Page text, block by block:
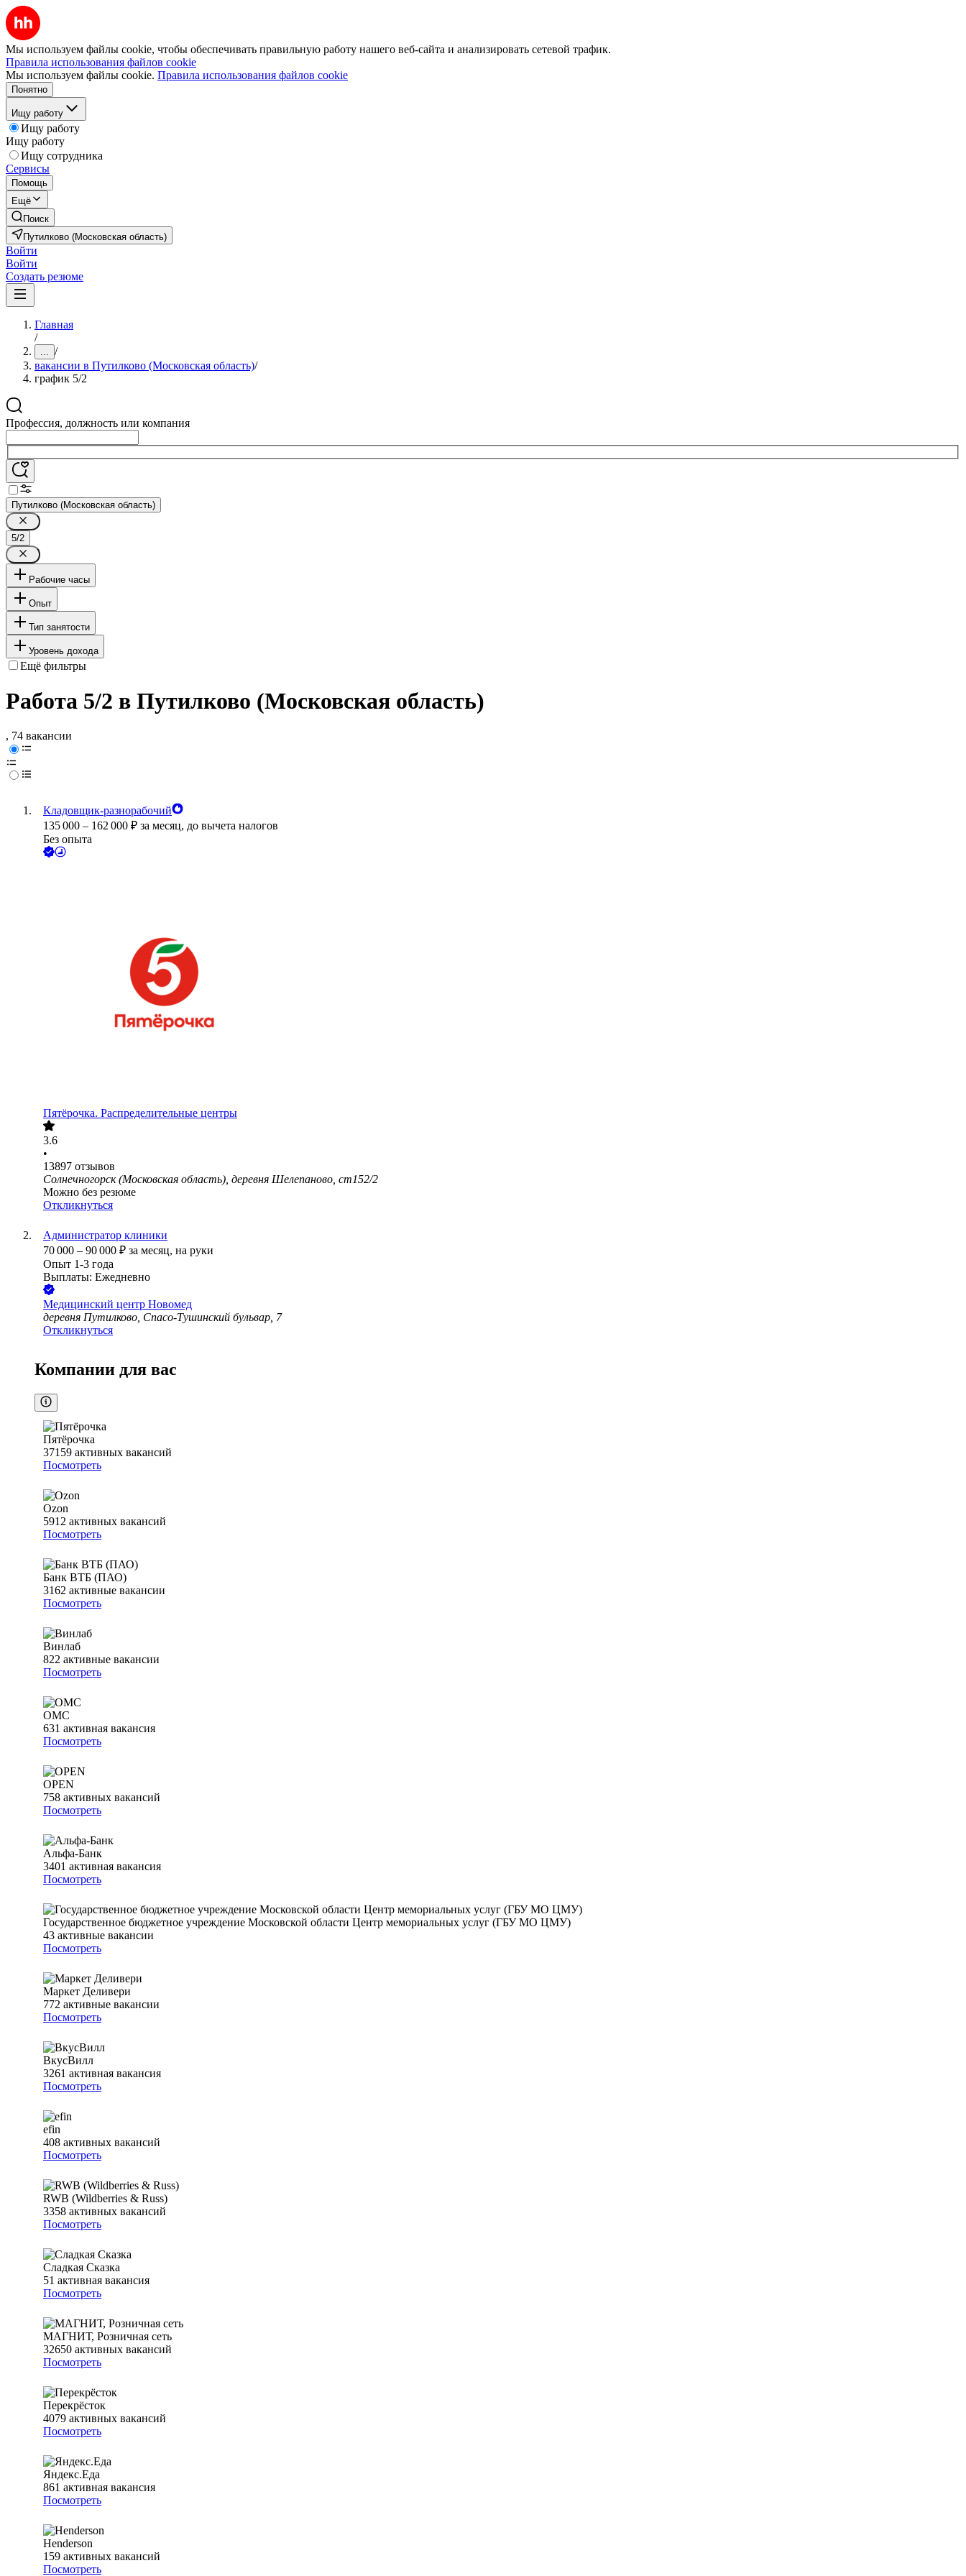
Мы используем файлы cookie, чтобы обеспечивать правильную работу нашего веб-сайта и анализировать сетевой трафик.
Правила использования файлов cookie
Мы используем файлы cookie. Правила использования файлов cookie
Понятно
Ищу работу
Ищу работу
Ищу работу
Ищу сотрудника
Сервисы
Помощь
Ещё
Поиск
Путилково (Московская область)
Войти
Войти
Создать резюме
Главная
/
... /
вакансии в Путилково (Московская область)/
график 5/2
Профессия, должность или компания
Путилково (Московская область)
5/2
Рабочие часы
Опыт
Тип занятости
Уровень дохода
Ещё фильтры
Работа 5/2 в Путилково (Московская область)
, 74 вакансии
Кладовщик-разнорабочий
135 000 – 162 000 ₽ за месяц, до вычета налогов
Без опыта
Пятёрочка. Распределительные центры
3.6
•
13897 отзывов
Солнечногорск (Московская область), деревня Шелепаново, ст152/2
Можно без резюме
Откликнуться
Администратор клиники
70 000 – 90 000 ₽ за месяц, на руки
Опыт 1-3 года
Выплаты: Ежедневно
Медицинский центр Новомед
деревня Путилково, Спасо-Тушинский бульвар, 7
Откликнуться
Компании для вас
Пятёрочка
37159 активных вакансий
Посмотреть
Ozon
5912 активных вакансий
Посмотреть
Банк ВТБ (ПАО)
3162 активные вакансии
Посмотреть
Винлаб
822 активные вакансии
Посмотреть
ОМС
631 активная вакансия
Посмотреть
OPEN
758 активных вакансий
Посмотреть
Альфа-Банк
3401 активная вакансия
Посмотреть
Государственное бюджетное учреждение Московской области Центр мемориальных услуг (ГБУ МО ЦМУ)
43 активные вакансии
Посмотреть
Маркет Деливери
772 активные вакансии
Посмотреть
ВкусВилл
3261 активная вакансия
Посмотреть
efin
408 активных вакансий
Посмотреть
RWB (Wildberries & Russ)
3358 активных вакансий
Посмотреть
Сладкая Сказка
51 активная вакансия
Посмотреть
МАГНИТ, Розничная сеть
32650 активных вакансий
Посмотреть
Перекрёсток
4079 активных вакансий
Посмотреть
Яндекс.Еда
861 активная вакансия
Посмотреть
Henderson
159 активных вакансий
Посмотреть